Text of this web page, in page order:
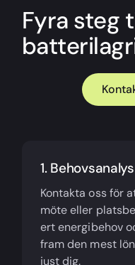
Fyra steg
1. Behovsanalys
Kontakta oss för
möte eller
ert energibehov
fram den mest
just dig.